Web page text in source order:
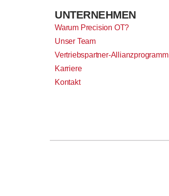
UNTERNEHMEN
Warum Precision OT?
Unser Team
Vertriebspartner-Allianzprogramm
Karriere
Kontakt